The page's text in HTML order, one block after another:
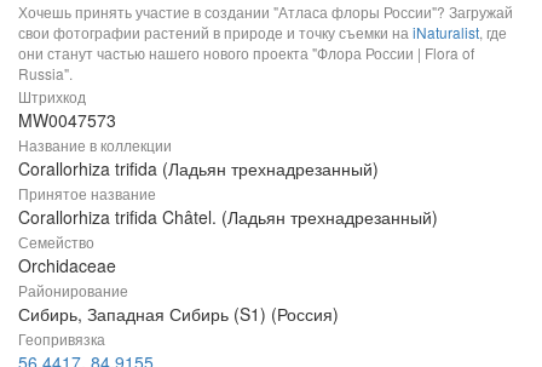
Хочешь принять участие в создании "Атласа флоры России"? Загружай
свои фотографии растений в природе и точку съемки на iNaturalist, где
они станут частью нашего нового проекта "Флора России | Flora of
Russia".
Штрихкод
MW0047573
Название в коллекции
Corallorhiza trifida (Ладьян трехнадрезанный)
Принятое название
Corallorhiza trifida Châtel. (Ладьян трехнадрезанный)
Семейство
Orchidaceae
Районирование
Сибирь, Западная Сибирь (S1) (Россия)
Геопривязка